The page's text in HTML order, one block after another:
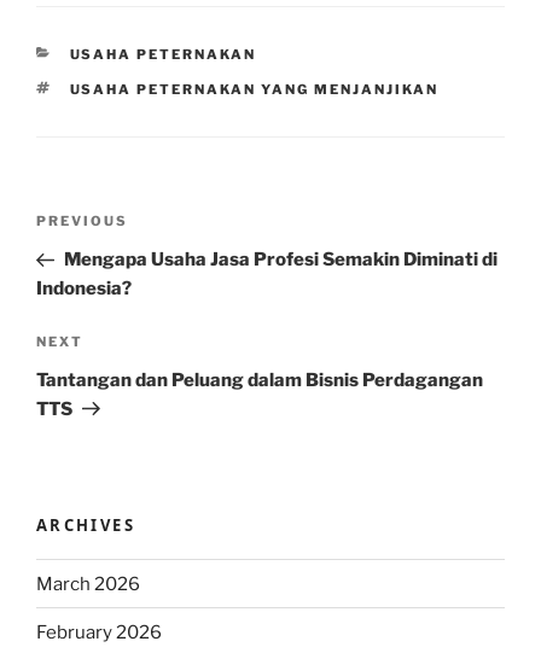
CATEGORIES
USAHA PETERNAKAN
TAGS
USAHA PETERNAKAN YANG MENJANJIKAN
Previous
Post
PREVIOUS
Mengapa Usaha Jasa Profesi Semakin Diminati di
Indonesia?
Next
Post
NEXT
Tantangan dan Peluang dalam Bisnis Perdagangan
TTS
ARCHIVES
March 2026
February 2026